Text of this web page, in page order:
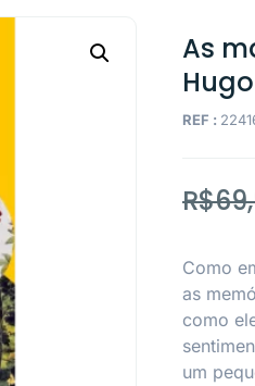
As
REF :
R$
Como
as
como
um